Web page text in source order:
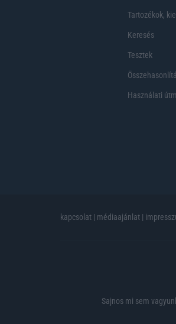
Tartozékok,
Keresés
Tesztek
Használati
kapcsolat | médiaajánlat |
Sajnos mi sem